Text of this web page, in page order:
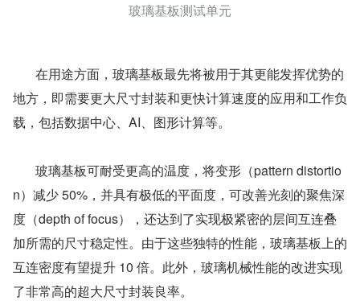
玻璃基板测试单元
地方，即需要更大尺寸封装和更快计算速度的应用和工作负
载，包括数据中心、AI、图形计算等。
n）减少 50%，并具有极低的平面度，可改善光刻的聚焦深
度（depth of focus），还达到了实现极紧密的层间互连叠
加所需的尺寸稳定性。由于这些独特的性能，玻璃基板上的
互连密度有望提升 10 倍。此外，玻璃机械性能的改进实现
了非常高的超大尺寸封装良率。